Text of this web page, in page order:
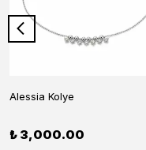
Alessia Kolye
₺ 3,000.00